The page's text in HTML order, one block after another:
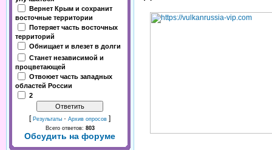
Вернет Крым и сохранит
восточные территории
Потеряет часть восточных
территорий
Обнищает и влезет в долги
Станет независимой и
процветающей
Отвоюет часть западных
областей России
2
[ Результаты · Архив опросов ]
Всего ответов: 803
Обсудить на форуме